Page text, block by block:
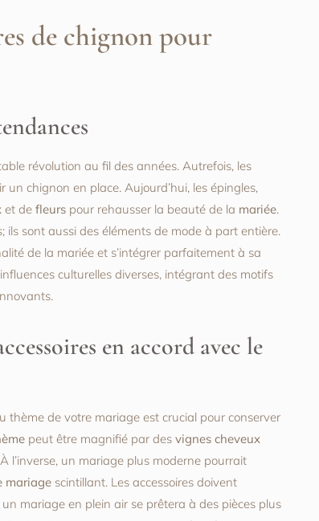
de chignon pour
révolution au fil des années. Autrefois, les
chignon en place. Aujourd’hui, les épingles,
et de fleurs pour rehausser la beauté de la mariée.
ils sont aussi des éléments de mode à part entière.
de la mariée et s’intégrer parfaitement à sa
culturelles diverses, intégrant des motifs
en accord avec le
thème de votre mariage est crucial pour conserver
peut être magnifié par des vignes cheveux
l’inverse, un mariage plus moderne pourrait
mariage scintillant. Les accessoires doivent
mariage en plein air se prêtera à des pièces plus